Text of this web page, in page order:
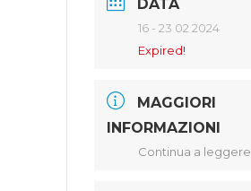
DATA
16 - 23 02 2024
Expired!
MAGGIORI
INFORMAZIONI
Continua a leggere